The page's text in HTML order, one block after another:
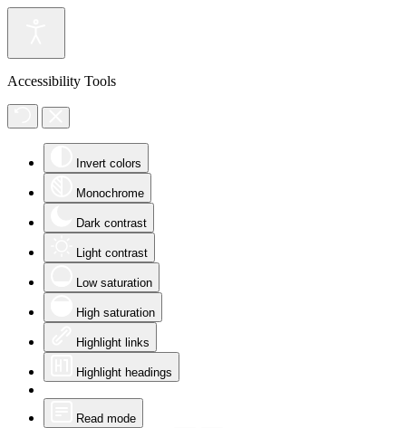
Accessibility Tools
Invert colors
Monochrome
Dark contrast
Light contrast
Low saturation
High saturation
Highlight links
Highlight headings
Read mode